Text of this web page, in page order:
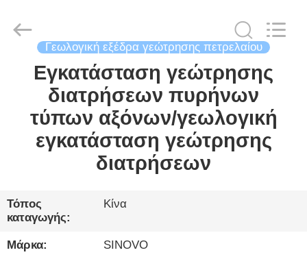
ΣΠΊΤΙ
ΠΡΟΪΌΝΤΑ
ΕΜΦΆΝΙΣΗ
ΠΕΡΊΠΟΥ
ΕΜΕΊΣ
Heavy
Industry
Γεωλογική εξέδρα γεώτρησης πετρελαίου
Εγκατάσταση γεώτρησης
διατρήσεων πυρήνων
τύπων αξόνων/γεωλογική
εγκατάσταση γεώτρησης
διατρήσεων
Τόπος
καταγωγής:
Κίνα
Μάρκα: SINOVO